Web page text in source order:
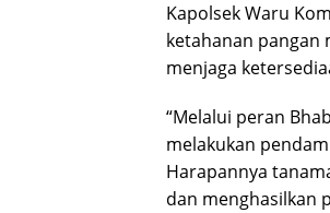
Kapolsek Waru
ketahanan
menjaga
“Melalui peran
melakukan
Harapannya
dan menghasilkan